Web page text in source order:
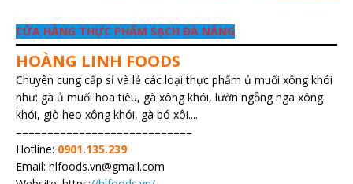
CỬA HÀNG THỰC PHẨM SẠCH ĐÀ NẴNG
HOÀNG LINH FOODS
Chuyên cung cấp sỉ và lẻ các loại thực phẩm ủ muối xông khói
như: gà ủ muối hoa tiêu, gà xông khói, lườn ngỗng nga xông
khói, giò heo xông khói, gà bó xôi....
============================
Hotline: 0901.135.239
Email: hlfoods.vn@gmail.com